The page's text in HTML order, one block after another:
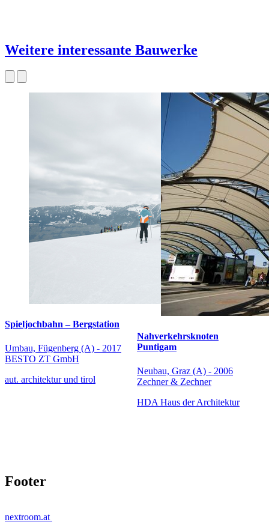
Weitere interessante Bauwerke
Spieljochbahn – Bergstation
Umbau, Fügenberg (A) - 2017
BESTO ZT GmbH
aut. architektur und tirol
Nahverkehrsknoten
Puntigam
Neubau, Graz (A) - 2006
Zechner & Zechner
HDA Haus der Architektur
Footer
nextroom.at